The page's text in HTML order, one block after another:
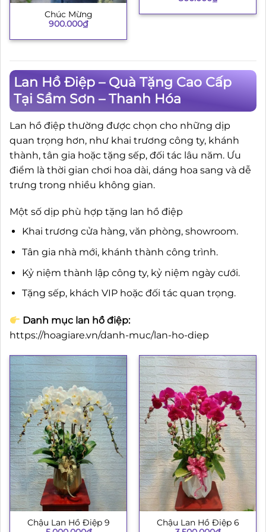
Chúc Mừng
900.000₫
Lan Hồ Điệp – Quà Tặng Cao Cấp
Tại Sầm Sơn – Thanh Hóa
Lan hồ điệp thường được chọn cho những dịp
quan trọng hơn, như khai trương công ty, khánh
thành, tân gia hoặc tặng sếp, đối tác lâu năm. Ưu
điểm là thời gian chơi hoa dài, dáng hoa sang và dễ
trưng trong nhiều không gian.
Một số dịp phù hợp tặng lan hồ điệp
Khai trương cửa hàng, văn phòng, showroom.
Tân gia nhà mới, khánh thành công trình.
Kỷ niệm thành lập công ty, kỷ niệm ngày cưới.
Tặng sếp, khách VIP hoặc đối tác quan trọng.
Danh mục lan hồ điệp:
https://hoagiare.vn/danh-muc/lan-ho-diep
Chậu Lan Hồ Điệp 9
Chậu Lan Hồ Điệp 6